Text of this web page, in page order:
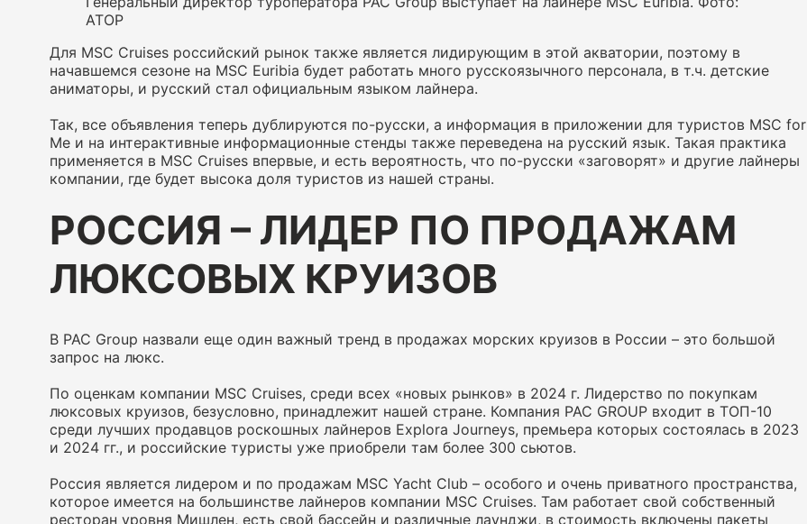
АТОР
Для MSC Cruises российский рынок также является лидирующим в этой акватории, поэтому в
начавшемся сезоне на MSC Euribia будет работать много русскоязычного персонала, в т.ч. детские
аниматоры, и русский стал официальным языком лайнера.
Так, все объявления теперь дублируются по-русски, а информация в приложении для туристов MSC for
Me и на интерактивные информационные стенды также переведена на русский язык. Такая практика
применяется в MSC Cruises впервые, и есть вероятность, что по-русски «заговорят» и другие лайнеры
компании, где будет высока доля туристов из нашей страны.
РОССИЯ – ЛИДЕР ПО ПРОДАЖАМ
ЛЮКСОВЫХ КРУИЗОВ
В PAC Group назвали еще один важный тренд в продажах морских круизов в России – это большой
запрос на люкс.
По оценкам компании MSC Cruises, среди всех «новых рынков» в 2024 г. Лидерство по покупкам
люксовых круизов, безусловно, принадлежит нашей стране. Компания PAC GROUP входит в ТОП-10
среди лучших продавцов роскошных лайнеров Explora Journeys, премьера которых состоялась в 2023
и 2024 гг., и российские туристы уже приобрели там более 300 сьютов.
Россия является лидером и по продажам MSC Yacht Club – особого и очень приватного пространства,
которое имеется на большинстве лайнеров компании MSC Cruises. Там работает свой собственный
ресторан уровня Мишлен, есть свой бассейн и различные лаунджи, в стоимость включены пакеты